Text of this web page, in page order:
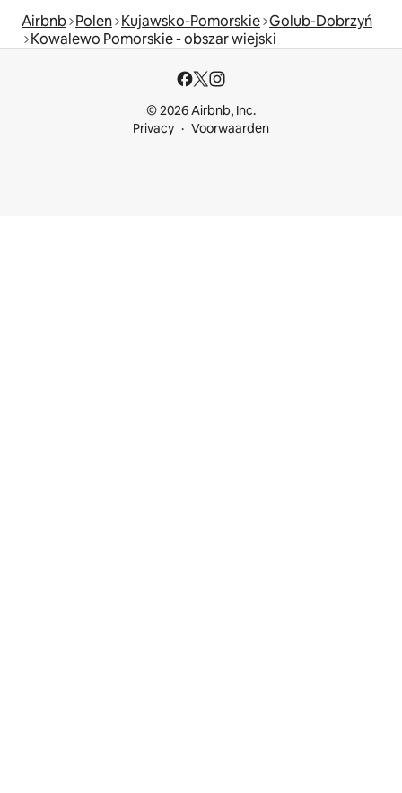
Airbnb Polen Kujawsko-Pomorskie Golub-Dobrzyń
Kowalewo Pomorskie - obszar wiejski
© 2026 Airbnb, Inc.
Privacy
Voorwaarden